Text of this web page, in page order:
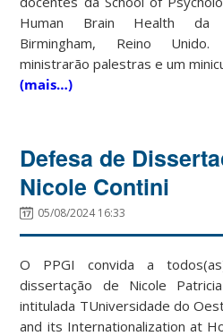
Human Brain Health da
Birmingham, Reino
ministrarão palestras e um
(mais…)
Defesa de
Nicole Contini
05/08/2024 16:33
O PPGI convida a
dissertação de Nicole
intitulada TUniversidade do
and its Internationalization at